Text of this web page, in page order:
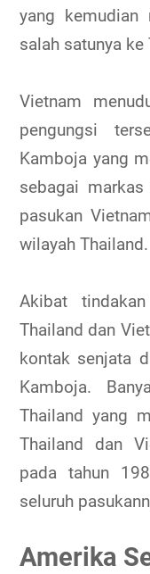
yang kemudian
salah satunya ke
Vietnam
pengungsi
Kamboja yang
sebagai
pasukan
wilayah Thailand.
Akibat
Thailand dan
kontak senjata
Kamboja.
Thailand yang
Thailand dan
pada tahun
seluruh
Amerika